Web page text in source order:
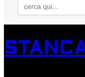
for: